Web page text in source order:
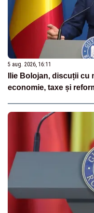
5 aug. 2026, 16:11
Ilie Bolojan, discuții
economie, taxe și